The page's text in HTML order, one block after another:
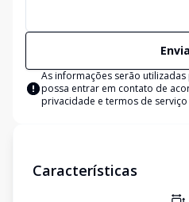
As informações serão
possa entrar em contato de
privacidade e termos de serviço
Características